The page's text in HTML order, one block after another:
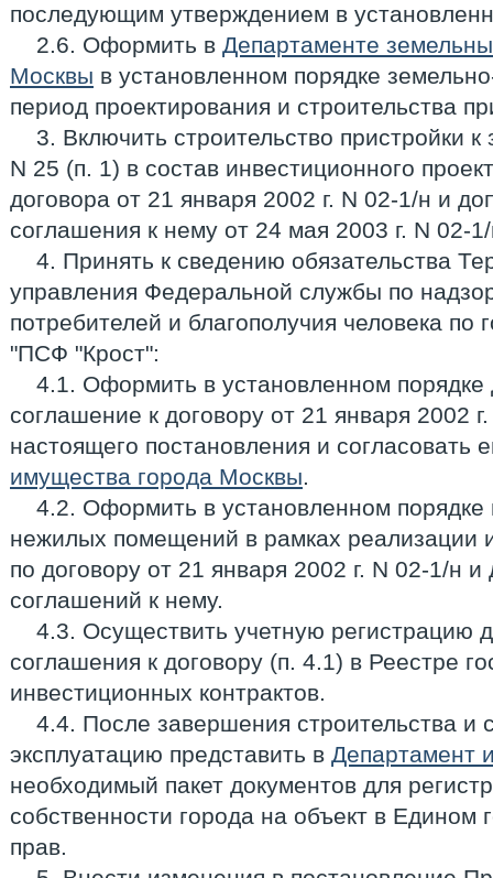
последующим утверждением в
2.6. Оформить в Департаменте
Москвы в установленном порядке
период проектирования и строительства
3. Включить строительство пристройки
N 25 (п. 1) в состав инвестиционного
договора от 21 января 2002 г. N 02-1/н и
соглашения к нему от 24 мая 2003 г. N 02-
4. Принять к сведению обязательства
управления Федеральной службы по
потребителей и благополучия человека
"ПСФ "Крост":
4.1. Оформить в установленном порядке
соглашение к договору от 21 января 2002
настоящего постановления и согласовать
имущества города Москвы.
4.2. Оформить в установленном порядке
нежилых помещений в рамках реализации
по договору от 21 января 2002 г. N 02-1/н
соглашений к нему.
4.3. Осуществить учетную регистрацию
соглашения к договору (п. 4.1) в Реестре
инвестиционных контрактов.
4.4. После завершения строительства и
эксплуатацию представить в Департамент
необходимый пакет документов для
собственности города на объект в Едином
прав.